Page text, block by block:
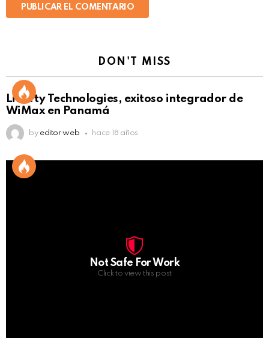
DON'T MISS
Liberty Technologies, exitoso integrador de
WiMax en Panamá
by editor web hace 18 años
Not Safe For Work
Click to view this post